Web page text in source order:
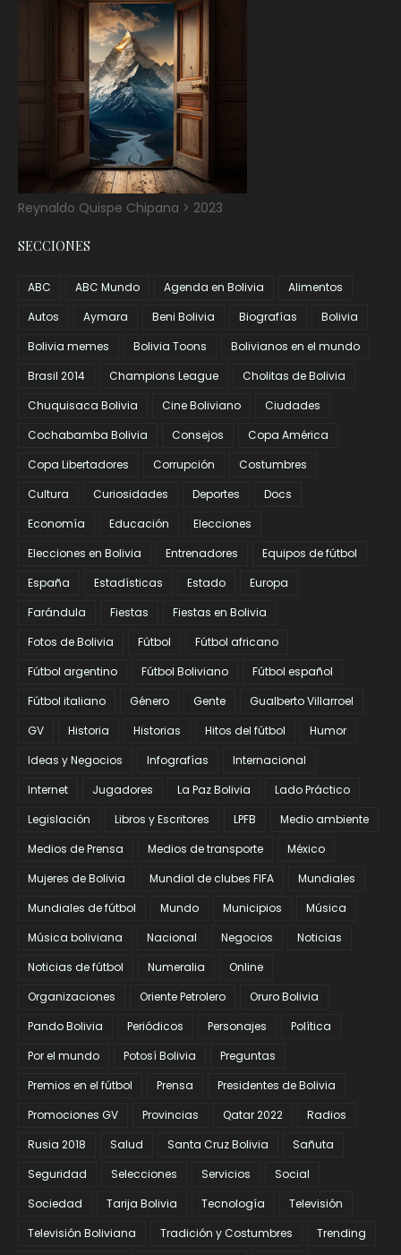
Reynaldo Quispe Chipana > 2023
SECCIONES
ABC ABC Mundo Agenda en Bolivia
Alimentos
Autos
Aymara Beni Bolivia Biografías
Bolivia
Bolivia memes
Bolivia Toons
Bolivianos en el mundo
Brasil 2014
Champions League
Cholitas de Bolivia
Chuquisaca Bolivia
Cine Boliviano
Ciudades
Cochabamba Bolivia
Consejos
Copa América
Copa Libertadores
Corrupción
Costumbres
Cultura
Curiosidades Deportes
Docs
Economía
Educación
Elecciones
Elecciones en Bolivia
Entrenadores
Equipos de fútbol
España
Estadísticas Estado
Europa
Farándula
Fiestas
Fiestas en Bolivia
Fotos de Bolivia
Fútbol
Fútbol africano
Fútbol argentino
Fútbol Boliviano
Fútbol español
Fútbol italiano
Género Gente
Gualberto Villarroel
GV
Historia Historias Hitos del fútbol
Humor
Ideas y Negocios
Infografías
Internacional
Internet
Jugadores La Paz Bolivia
Lado Práctico
Legislación
Libros y Escritores LPFB
Medio ambiente
Medios de Prensa
Medios de transporte
México
Mujeres de Bolivia
Mundial de clubes FIFA
Mundiales
Mundiales de fútbol
Mundo Municipios
Música
Música boliviana
Nacional Negocios
Noticias
Noticias de fútbol
Numeralia
Online
Organizaciones
Oriente Petrolero
Oruro Bolivia
Pando Bolivia
Periódicos Personajes
Política
Por el mundo
Potosí Bolivia
Preguntas
Premios en el fútbol
Prensa
Presidentes de Bolivia
Promociones GV
Provincias Qatar 2022
Radios
Rusia 2018
Salud Santa Cruz Bolivia
Sañuta
Seguridad
Selecciones Servicios
Social
Sociedad
Tarija Bolivia Tecnología
Televisión
Televisión Boliviana
Tradición y Costumbres Trending